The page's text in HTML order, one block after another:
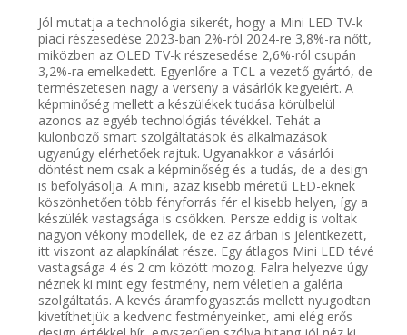
Jól mutatja a technológia sikerét, hogy a Mini LED TV-k
piaci részesedése 2023-ban 2%-ról 2024-re 3,8%-ra nőtt,
miközben az OLED TV-k részesedése 2,6%-ról csupán
3,2%-ra emelkedett. Egyenlőre a TCL a vezető gyártó, de
természetesen nagy a verseny a vásárlók kegyeiért. A
képminőség mellett a készülékek tudása körülbelül
azonos az egyéb technológiás tévékkel. Tehát a
különböző smart szolgáltatások és alkalmazások
ugyanúgy elérhetőek rajtuk. Ugyanakkor a vásárlói
döntést nem csak a képminőség és a tudás, de a design
is befolyásolja. A mini, azaz kisebb méretű LED-eknek
köszönhetőentöbb fényforrás fér el kisebb helyen, így a
készülék vastagsága is csökken. Persze eddig is voltak
nagyon vékony modellek, de ez az árban is jelentkezett,
itt viszont az alapkínálat része. Egy átlagos Mini LED tévé
vastagsága 4 és 2 cm között mozog. Falra helyezve úgy
néznekki mint egy festmény, nem véletlen a galéria
szolgáltatás. A kevés áramfogyasztás mellett nyugodtan
kivetíthetjük a kedvenc festményeinket, ami elég erős